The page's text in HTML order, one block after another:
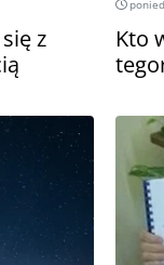
z
Kto